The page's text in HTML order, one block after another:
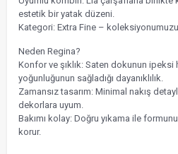
estetik bir yatak düzeni.
Kategori: Extra Fine –
Neden Regina?
Konfor ve şıklık: Saten dokunun ipeksi
yoğunluğunun sağladığı dayanıklılık.
Zamansız tasarım: Minimal nakış
dekorlara uyum.
Bakımı kolay: Doğru yıkama ile
korur.